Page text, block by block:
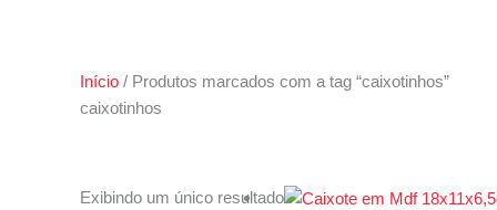
Início / Produtos marcados com a tag “caixotinhos”
caixotinhos
Exibindo um único resultado